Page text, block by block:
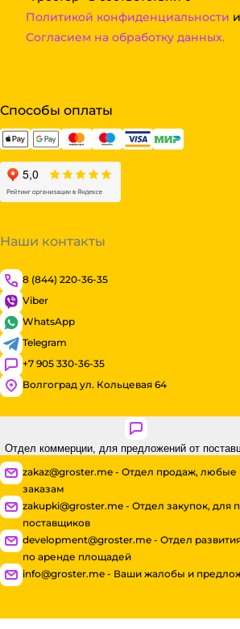
Политикой конфиденциальности и
Согласием на обработку данных.
Способы оплаты
Наши контакты
8 (844) 220-36-35
Viber
WhatsApp
Telegram
+7 905 330-36-35
Волгоград ул. Кольцевая 64
Отдел коммерции, для предложений от
zakaz@groster.me - Отдел продаж,
заказам
zakupki@groster.me - Отдел закупок, для
поставщиков
development@groster.me - Отдел
по аренде площадей
info@groster.me - Ваши жалобы и